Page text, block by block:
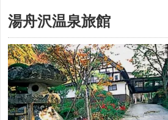
湯舟沢温泉旅館